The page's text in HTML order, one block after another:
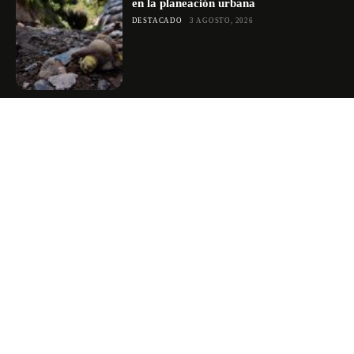
en la planeación urbana
DESTACADO 3 AGOSTO, 2026